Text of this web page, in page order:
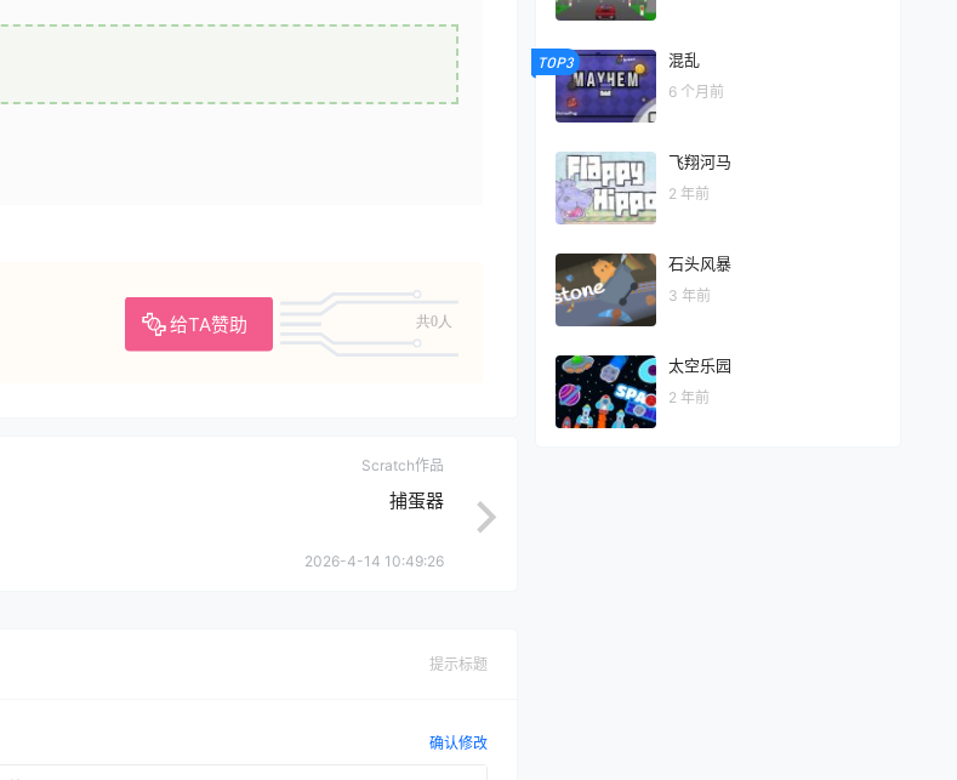
给TA赞助 共0人
Scratch作品
捕蛋器
2026-4-14 10:49:26
提示标题
确认修改
TOP3 混乱
6 个月前
飞翔河马
2 年前
石头风暴
3 年前
太空乐园
2 年前